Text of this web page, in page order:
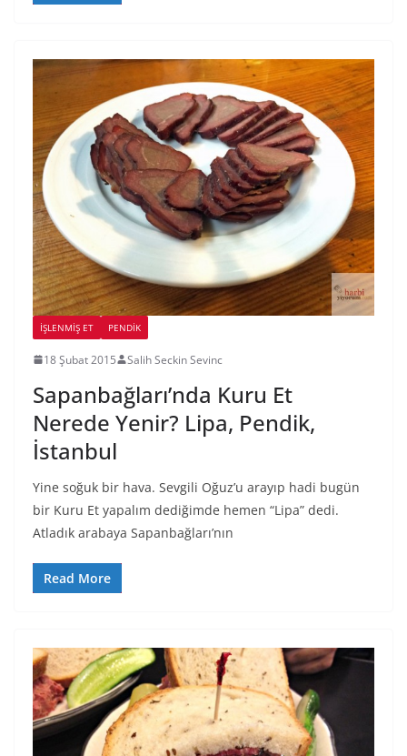
İŞLENMIŞ ET PENDIK
18 Şubat 2015 Salih Seckin Sevinc
Sapanbağları’nda Kuru Et
Nerede Yenir? Lipa, Pendik,
İstanbul
Yine soğuk bir hava. Sevgili Oğuz’u arayıp hadi bugün
bir Kuru Et yapalım dediğimde hemen “Lipa” dedi.
Atladık arabaya Sapanbağları’nın
Read More